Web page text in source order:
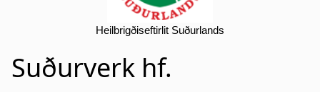
Heilbrigðiseftirlit Suðurlands
Suðurverk hf.